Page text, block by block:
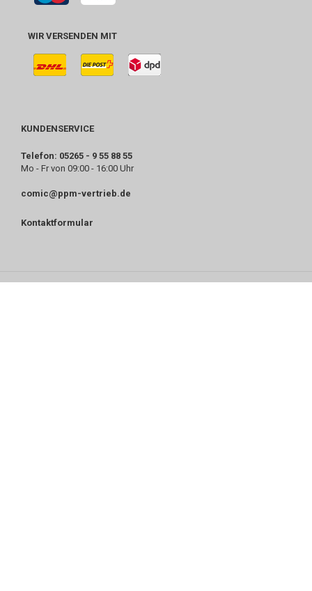
WIR VERSENDEN MIT
KUNDENSERVICE
Telefon: 05265 - 9 55 88 55
Mo - Fr von 09:00 - 16:00 Uhr
comic@ppm-vertrieb.de
Kontaktformular